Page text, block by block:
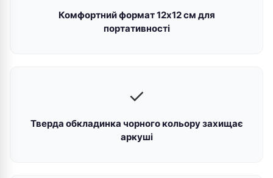
Комфортний формат 12х12 см для
портативності
✓
Тверда обкладинка чорного кольору захищає
аркуші